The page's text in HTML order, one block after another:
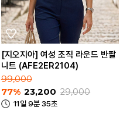
[지오지아] 여성 조직 라운드 반팔
니트 (AFE2ER2104)
99,000
77% 23,200 29,000
11일 9분 35초